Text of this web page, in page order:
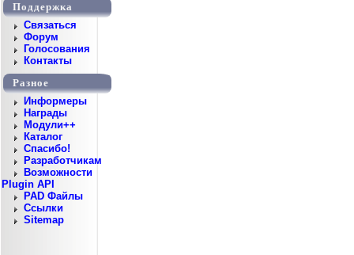
Поддержка
Cвязаться
Форум
Голосования
Контакты
Разное
Информеры
Награды
Модули++
Каталог
Спасибо!
Разработчикам
Возможности
Plugin API
PAD Файлы
Ссылки
Sitemap